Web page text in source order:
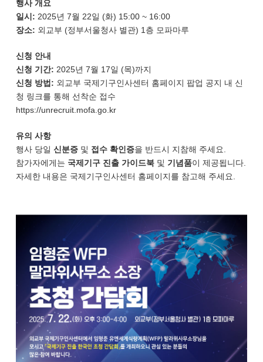
행사 개요
일시: 2025년 7월 22일 (화) 15:00 ~ 16:00
장소: 외교부 (정부서울청사 별관) 1층 모파마루
신청 안내
신청 기간: 2025년 7월 17일 (목)까지
신청 방법: 외교부 국제기구인사센터 홈페이지 팝업 공지 내 신
청 링크를 통해 선착순 접수
https://unrecruit.mofa.go.kr
유의 사항
행사 당일 신분증 및 접수 확인증을 반드시 지참해 주세요.
참가자에게는 국제기구 진출 가이드북 및 기념품이 제공됩니다.
자세한 내용은 국제기구인사센터 홈페이지를 참고해 주세요.